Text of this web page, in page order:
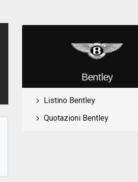
Bentley
Listino Bentley
Quotazioni Bentley